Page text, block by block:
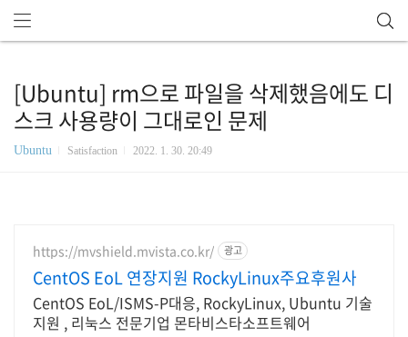
[Ubuntu] rm으로 파일을 삭제했음에도 디
스크 사용량이 그대로인 문제
Ubuntu Satisfaction 2022. 1. 30. 20:49
https://mvshield.mvista.co.kr/ 광고
CentOS EoL 연장지원 RockyLinux주요후원사
CentOS EoL/ISMS-P대응, RockyLinux, Ubuntu 기술
지원 , 리눅스 전문기업 몬타비스타소프트웨어